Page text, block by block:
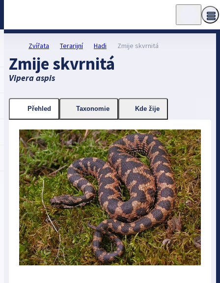
Zvířata Terarijní Hadi Zmije skvrnitá
Zmije skvrnitá
Vipera aspis
Přehled Taxonomie Kde žije